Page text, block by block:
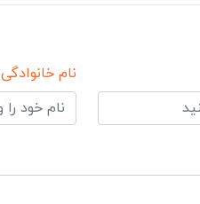
نام خانوادگی